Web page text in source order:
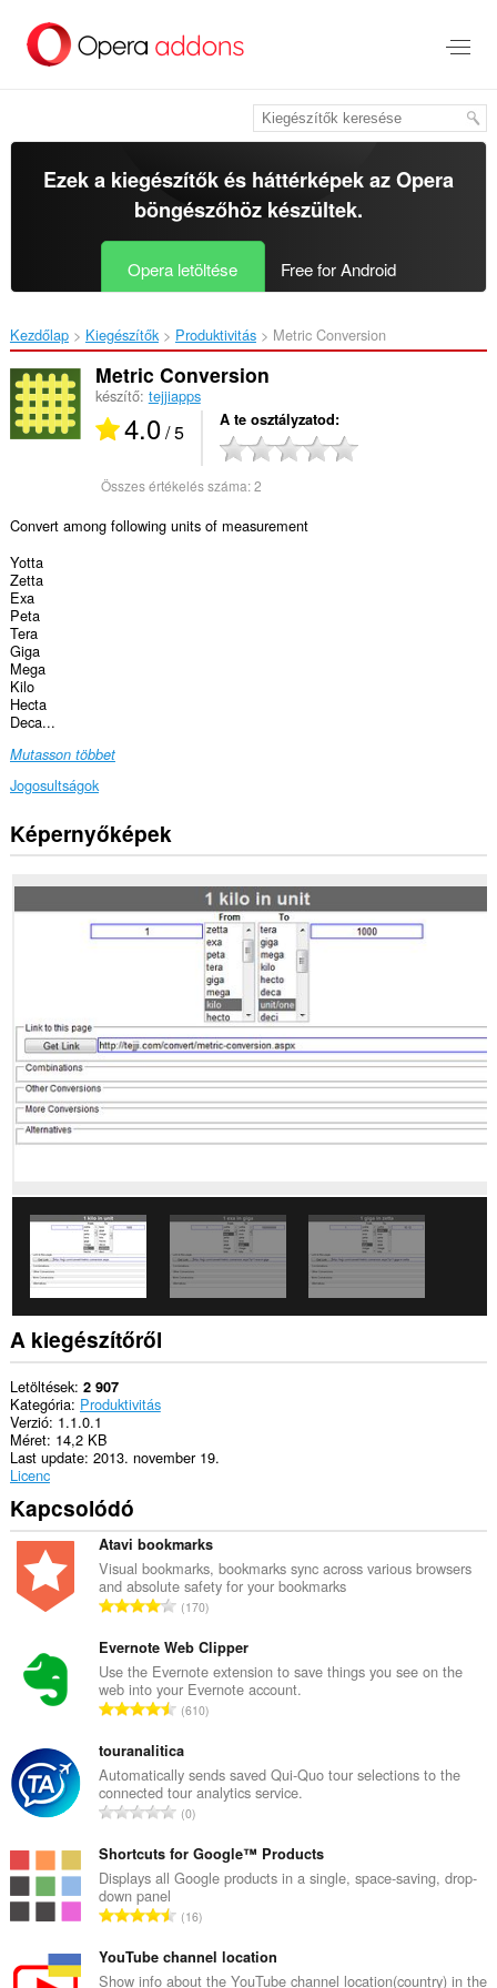
Ezek a kiegészítők és háttérképek azOpera
böngészőhözkészültek.
Opera letöltése Free for Android
Kezdőlap Kiegészítők Produktivitás Metric Conversion‎
Metric Conversion
készítő: tejjiapps
4.0/ 5 A te osztályzatod
Összes értékelés száma:2
Convert among following units of measurement
Yotta
Zetta
Exa
Peta
Tera
Giga
Mega
Kilo
Hecta
Deca...
Mutasson többet
Jogosultságok
Ez
a
hozzáfér
kiegészítő
hozzáfér
a
lapokhoz
és
böngészési
can
unlimited
amount
of
client-
side
data.
Képernyőképek
A kiegészítőről
Letöltések 2 907
Kategória Produktivitás
Verzió 1.1.0.1
Méret 14,2 KB
Last update 2013. november 19.
Licenc
Kapcsolódó
Atavi bookmarks
Visual bookmarks, bookmarks sync across various browsers
and absolute safety for your bookmarks
Ö
s
z
e
s
r
t
é
k
e
l
s
z
á
170
Evernote Web Clipper
Use the Evernote extension to save things you see on the
web into your Evernote account.
Ö
s
z
e
s
r
t
é
k
e
l
610
touranalitica
Automatically sends saved Qui-Quo tour selections to the
connected tour analytics service.
Ö
s
z
s
r
0
Shortcuts for Google™ Products
Displays all Google products in a single, space-saving, drop-
down panel
Ö
s
z
16
YouTube channel location
Show info about the YouTube channel location(country) in the